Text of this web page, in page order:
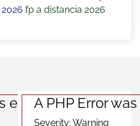
fp a distancia 2026
encountered
A PHP Error
Severity: Warning